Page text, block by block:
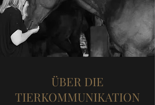
ÜBER DIE
TIERKOMMUNIKATION